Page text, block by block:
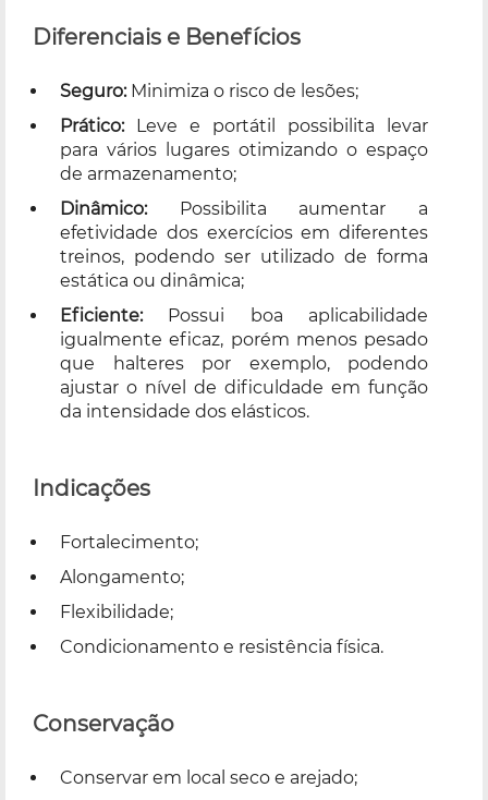
Diferenciais e Benefícios
Seguro:Minimiza o risco de lesões;
Prático:Leve e portátil possibilita levar
para vários lugares otimizando o espaço
de armazenamento;
Dinâmico:Possibilita aumentar a
efetividade dos exercícios em diferentes
treinos, podendo ser utilizado de forma
estática ou dinâmica;
Eficiente:Possui boa aplicabilidade
igualmente eficaz, porém menos pesado
que halteres por exemplo, podendo
ajustar o nível de dificuldade em função
da intensidade dos elásticos.
Indicações
Fortalecimento;
Alongamento;
Flexibilidade;
Condicionamento e resistência física.
Conservação
Conservar em local seco e arejado;